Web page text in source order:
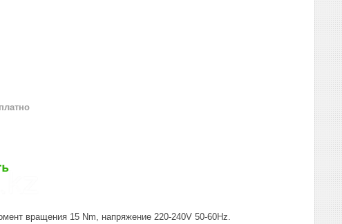
вращения 15 Nm, напряжение 220-240V 50-60Hz.